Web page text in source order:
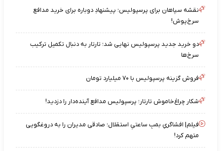
نقشه‌ سپاهان برای پرسپولیس؛ پیشنهادِ دوباره برای خرید مدافع
سرخ‌پوش!
دو خرید جدید پرسپولیس نهایی شد؛ تارتار به دنبال تکمیل ترکیب
سرخ‌ها
فروش گزینه پرسپولیس با ۷۰ میلیارد تومان
شکار چراغ‌خاموش تارتار؛ پرسپولیس مدافع آینده‌دار را دزدید!
فیلم| افشاگریِ بمبِ ساعتیِ استقلال؛ صادقی مدیران را به دروغگویی
متهم کرد!